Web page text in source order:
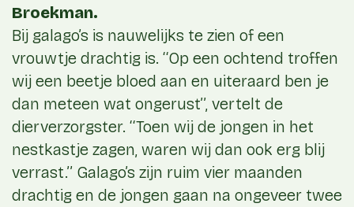
Broekman.
Bij galago’s is nauwelijks te zien of een
vrouwtje drachtig is. ‘‘Op een ochtend troffen
wij een beetje bloed aan en uiteraard ben je
dan meteen wat ongerust’’, vertelt de
dierverzorgster. ‘‘Toen wij de jongen in het
nestkastje zagen, waren wij dan ook erg blij
verrast.’’ Galago’s zijn ruim vier maanden
drachtig en de jongen gaan na ongeveer twee